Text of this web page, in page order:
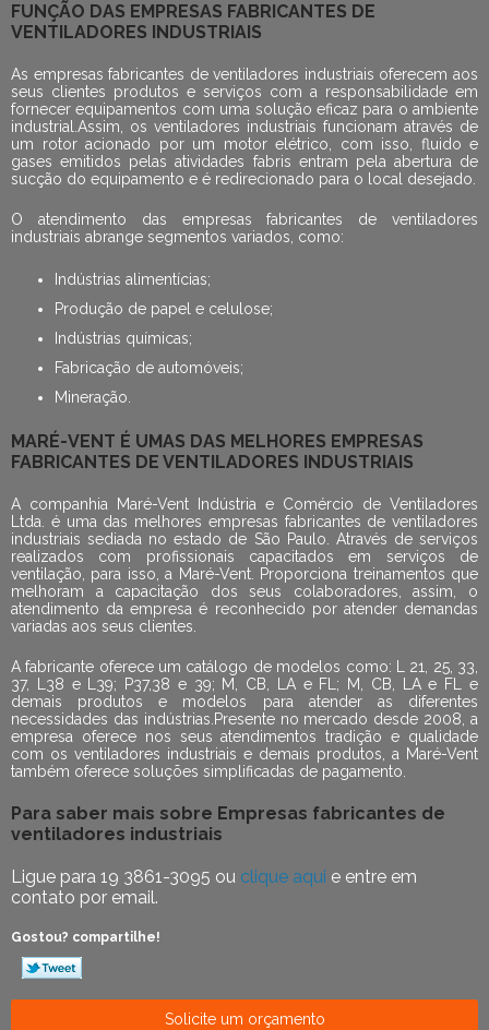
FUNÇÃO DAS EMPRESAS FABRICANTES DE
VENTILADORES INDUSTRIAIS
As empresas fabricantes de ventiladores industriais oferecem aos
seus clientes produtos e serviços com a responsabilidade em
fornecer equipamentos com uma solução eficaz para o ambiente
industrial.Assim, os ventiladores industriais funcionam através de
um rotor acionado por um motor elétrico, com isso, fluido e
gases emitidos pelas atividades fabris entram pela abertura de
sucção do equipamento e é redirecionado para o local desejado.
O atendimento das empresas fabricantes de ventiladores
industriais abrange segmentos variados, como:
Indústrias alimentícias;
Produção de papel e celulose;
Indústrias químicas;
Fabricação de automóveis;
Mineração.
MARÉ-VENT É UMAS DAS MELHORES EMPRESAS
FABRICANTES DE VENTILADORES INDUSTRIAIS
A companhia Maré-Vent Indústria e Comércio de Ventiladores
Ltda. é uma das melhores empresas fabricantes de ventiladores
industriais sediada no estado de São Paulo. Através de serviços
realizados com profissionais capacitados em serviços de
ventilação, para isso, a Maré-Vent. Proporciona treinamentos que
melhoram a capacitação dos seus colaboradores, assim, o
atendimento da empresa é reconhecido por atender demandas
variadas aos seus clientes.
A fabricante oferece um catálogo de modelos como: L 21, 25, 33,
37, L38 e L39; P37,38 e 39; M, CB, LA e FL; M, CB, LA e FL e
demais produtos e modelos para atender as diferentes
necessidades das indústrias.Presente no mercado desde 2008, a
empresa oferece nos seus atendimentos tradição e qualidade
com os ventiladores industriais e demais produtos, a Maré-Vent
também oferece soluções simplificadas de pagamento.
Para saber mais sobre Empresas fabricantes de
ventiladores industriais
Ligue para 19 3861-3095 ou clique aqui e entre em
contato por email.
Gostou? compartilhe!
Solicite um orçamento